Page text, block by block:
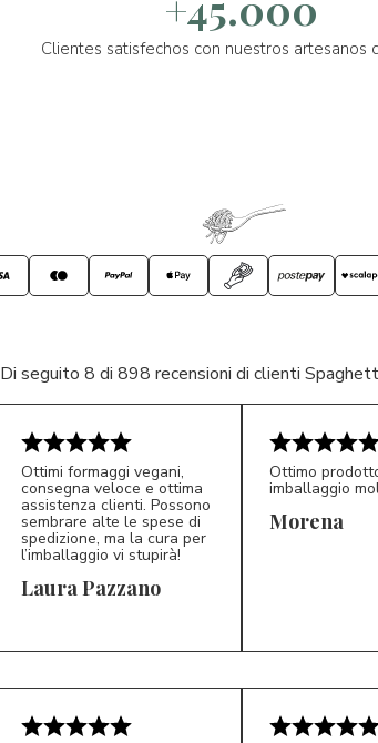
Clientes satisfechos con nuestros artesanos
Di seguito 8 di 898 recensioni di clienti
LP 5/5
Ottimi formaggi vegani,
consegna veloce e ottima
assistenza clienti. Possono
sembrare alte le spese di
spedizione, ma la cura per
l’imballaggio vi stupirà!
Laura Pazzano
Ottimo
imballaggio
Morena